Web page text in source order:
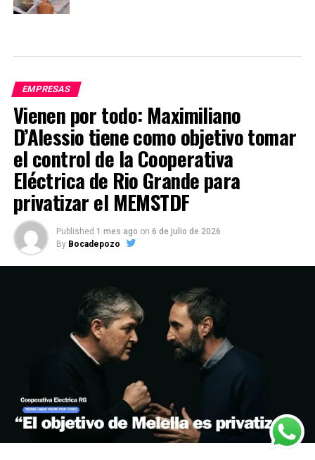
EMPRESAS
Vienen por todo: Maximiliano
D’Alessio tiene como objetivo tomar
el control de la Cooperativa
Eléctrica de Rio Grande para
privatizar el MEMSTDF
Published 1 mes ago on 6 de julio de 2026
By Bocadepozo